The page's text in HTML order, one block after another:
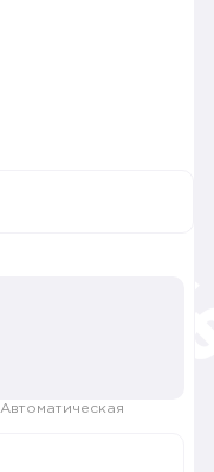
Автоматическая